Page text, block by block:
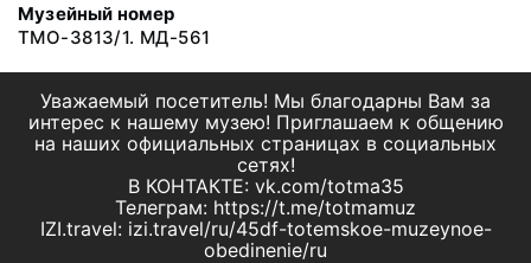
Музейный номер
ТМО-3813/1. МД-561
Уважаемый посетитель! Мы благодарны Вам за
интерес к нашему музею! Приглашаем к общению
на наших официальных страницах в социальных
сетях!
В КОНТАКТЕ: vk.com/totma35
Телеграм: https://t.me/totmamuz
IZI.travel: izi.travel/ru/45df-totemskoe-muzeynoe-
obedinenie/ru